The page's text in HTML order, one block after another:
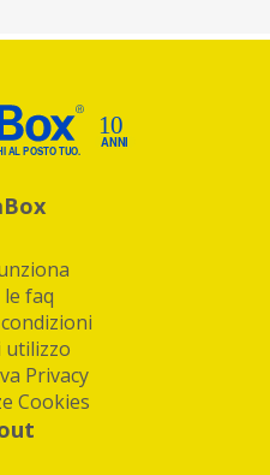
faq
utilizzo
Privacy
Cookies